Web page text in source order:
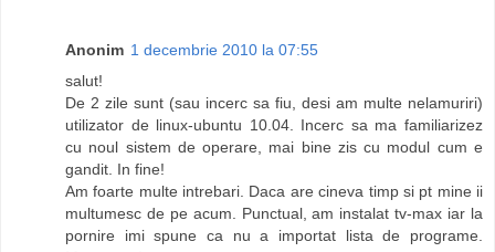
Anonim 1 decembrie 2010 la 07:55
salut!
De 2 zile sunt (sau incerc sa fiu, desi am multe nelamuriri)
utilizator de linux-ubuntu 10.04. Incerc sa ma familiarizez
cu noul sistem de operare, mai bine zis cu modul cum e
gandit. In fine!
Am foarte multe intrebari. Daca are cineva timp si pt mine ii
multumesc de pe acum. Punctual, am instalat tv-max iar la
pornire imi spune ca nu a importat lista de programe.